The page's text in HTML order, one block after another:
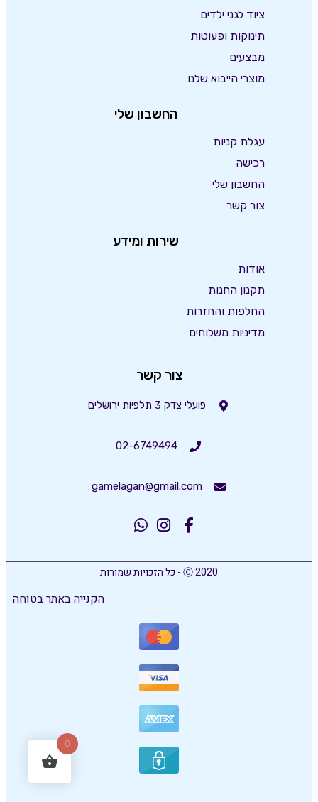
ציוד לגני ילדים
תינוקות ופעוטות
מבצעים
מוצרי הייבוא שלנו
החשבון שלי
עגלת קניות
רכישה
החשבון שלי
צור קשר
שירות ומידע
אודות
תקנון החנות
החלפות והחזרות
מדיניות משלוחים
צור קשר
פועלי צדק 3 תלפיות ירושלים
02-6749494
gamelagan@gmail.com
Ⓒ 2020 - כל הזכויות שמורות
הקנייה באתר בטוחה
0